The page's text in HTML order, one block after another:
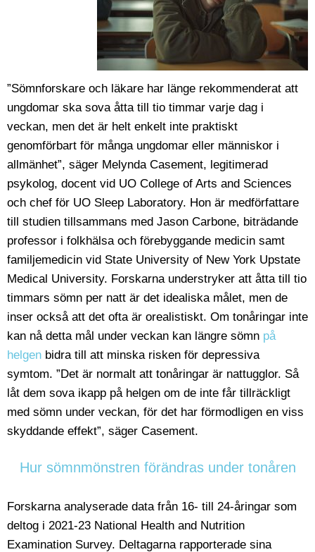
”Sömnforskare och läkare har länge rekommenderat att
ungdomar ska sova åtta till tio timmar varje dag i
veckan, men det är helt enkelt inte praktiskt
genomförbart för många ungdomar eller människor i
allmänhet”, säger Melynda Casement, legitimerad
psykolog, docent vid UO College of Arts and Sciences
och chef för UO Sleep Laboratory. Hon är medförfattare
till studien tillsammans med Jason Carbone, biträdande
professor i folkhälsa och förebyggande medicin samt
familjemedicin vid State University of New York Upstate
Medical University. Forskarna understryker att åtta till tio
timmars sömn per natt är det idealiska målet, men de
inser också att det ofta är orealistiskt. Om tonåringar inte
kan nå detta mål under veckan kan längre sömn på
helgen bidra till att minska risken för depressiva
symtom. ”Det är normalt att tonåringar är nattugglor. Så
låt dem sova ikapp på helgen om de inte får tillräckligt
med sömn under veckan, för det har förmodligen en viss
skyddande effekt”, säger Casement.
Hur sömnmönstren förändras under tonåren
Forskarna analyserade data från 16- till 24-åringar som
deltog i 2021-23 National Health and Nutrition
Examination Survey. Deltagarna rapporterade sina